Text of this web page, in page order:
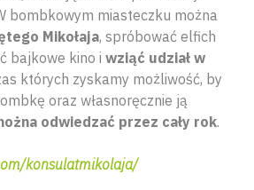
bombkowym miasteczku można
Mikołaja, spróbować elfich
bajkowe kino i wziąć udział w
których zyskamy możliwość, by
oraz własnoręcznie ją
odwiedzać przez cały rok.
konsulatmikolaja/